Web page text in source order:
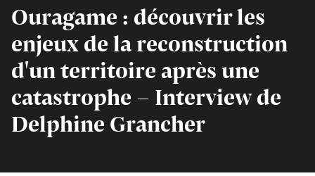
Ouragame : découvrir les
enjeux de la reconstruction
d'un territoire après une
catastrophe - Interview de
Delphine Grancher